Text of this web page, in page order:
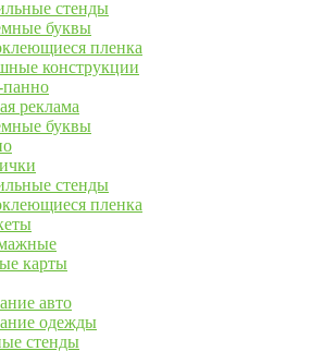
стенды
буквы
пленка
конструкции
реклама
буквы
стенды
пленка
карты
авто
одежды
стенды